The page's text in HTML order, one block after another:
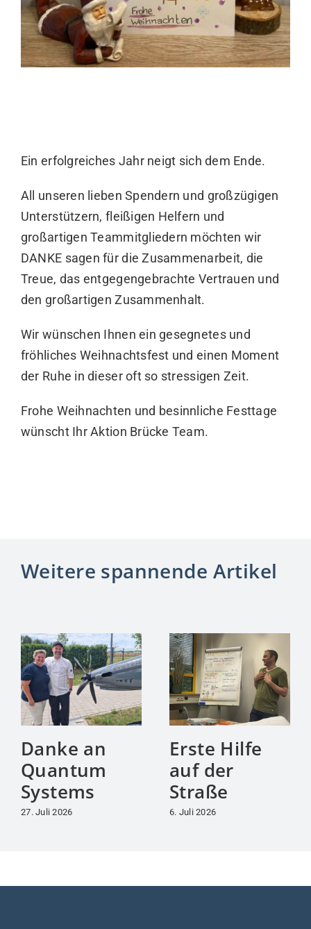
Ein erfolgreiches Jahr neigt sich dem Ende.
All unseren lieben Spendern und großzügigen
Unterstützern, fleißigen Helfern und
großartigen Teammitgliedern möchten wir
DANKE sagen für die Zusammenarbeit, die
Treue, das entgegengebrachte Vertrauen und
den großartigen Zusammenhalt.
Wir wünschen Ihnen ein gesegnetes und
fröhliches Weihnachtsfest und einen Moment
der Ruhe in dieser oft so stressigen Zeit.
Frohe Weihnachten und besinnliche Festtage
wünscht Ihr Aktion Brücke Team.
Weitere spannende Artikel
Danke an
Quantum
Systems
27. Juli 2026
Erste Hilfe
auf der
Straße
6. Juli 2026